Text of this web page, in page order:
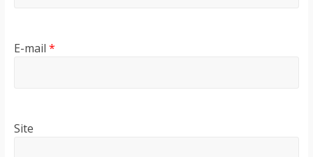
E-mail *
Site